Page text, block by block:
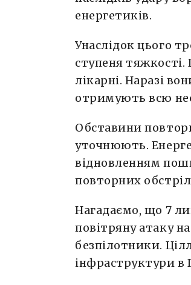
енергетиків.
Унаслідок цього
ступеня
лікарні. Наразі
отримують всю
Обставини
уточнюють.
відновленням
повторних
Нагадаємо, що 7
повітряну атаку
безпілотники.
інфраструктури в